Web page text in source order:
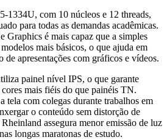
1334U, com 10 núcleos e 12 threads,
para todas as demandas acadêmicas.
Graphics é mais capaz que a simples
mais básicos, o que ajuda em
de apresentações com gráficos e vídeos.
painel nível IPS, o que garante
mais fiéis do que painéis TN.
tela com colegas durante trabalhos em
o conteúdo sem distorção de
assegura menor emissão de luz
longas maratonas de estudo.